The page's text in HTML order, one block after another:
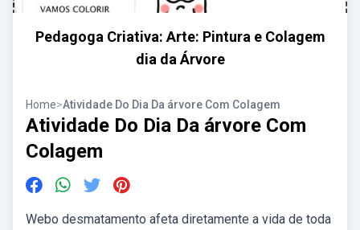
Pedagoga Criativa: Arte: Pintura e Colagem
dia da Árvore
Home>Atividade Do Dia Da árvore Com Colagem
Atividade Do Dia Da árvore Com
Colagem
Webo desmatamento afeta diretamente a vida de toda